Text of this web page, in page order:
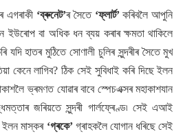
এগৰাকী ‘ব্ৰুনেট’ৰ সৈতে ‘ফ্লাৰ্ট’কৰিবলৈ আপুনি
বা অধিক ধন ব্যয় কৰাৰ ক্ষমতা থাকিলে
হাতৰ মুঠিতে সোণালী চুলিৰ সুন্দৰীৰ সৈতে মুখ
কেনে লাগিব? ঠিক সেই সুবিধাই কৰি দিছে ইলন
ভ্ৰমণত যোৱাৰ বাবে স্পেচএক্সৰ মহাকাশযান
জৰিয়তে সুন্দৰী গাৰ্লফ্ৰেণ্ড৷ সেই এআই
ইলন মাস্কৰ ‘গ্ৰকে’গ্ৰাহকলৈ যোগান ধৰিছে সেই